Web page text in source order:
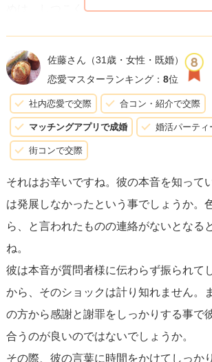
めは、しつこく連絡を重ねるのではなく
の気持ちを聞いてすごく後悔している。
ないけど、落ち着いたら話せる時間をも
というように、謝罪と後悔、そして相手
る意思を伝えるだけで十分です。それ以
ち、返事がなければしばらく距離を置き
進めようとすると逆効果になりかねませ
ます^^
佐藤さん （31歳・女性・既婚）
恋愛マスターランキング： 8位
社内恋愛で交際 合コン・紹介で交際
マッチングアプリで成婚 婚活パーティ
街コンで交際
それはお辛いですね。彼の本音を知って
は発展しなかったという事でしょうか。
ら、と言われたものの連絡がないとなる
ね。
彼は本音が質問者様に伝わらず振られて
から、そのショックは計り知れません。
の方から感謝と謝罪をしっかりする事で
合うのが良いのではないでしょうか。
その際、彼の言葉に時間をかけてしっか